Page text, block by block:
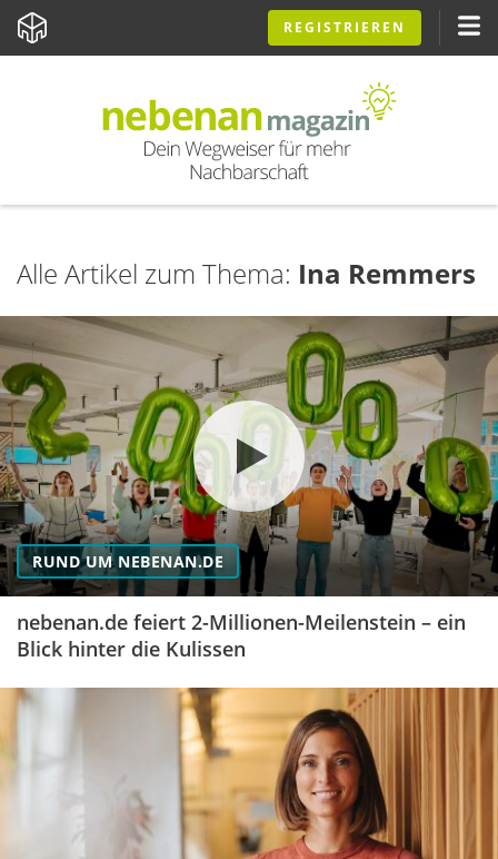
REGISTRIEREN
Alle Artikel zum Thema: Ina Remmers
RUND UM NEBENAN.DE
nebenan.de feiert 2-Millionen-Meilenstein – ein
Blick hinter die Kulissen